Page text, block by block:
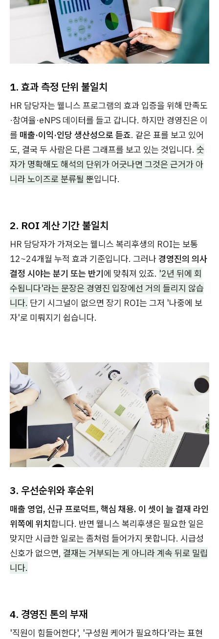
1. 효과 측정 단위 불일치
HR 담당자는 웰니스 프로그램의 효과 입증을 위해 만족도
·참여율·eNPS 데이터를 들고 갑니다. 하지만 경영진은 이
를 매출·이익·인당 생산성으로 듣죠. 같은 표를 보고 있어
도, 결국 두 사람은 다른 그래프를 보고 있는 것입니다. 숫
자가 명확해도 해석의 단위가 어긋나면 그것은 근거가 아
니라 노이즈로 분류될 뿐입니다.
2. ROI 계산 기간 불일치
HR 담당자가 가져오는 웰니스 복리후생의 ROI는 보통
12~24개월 누적 효과 기준입니다. 그러나경영진의 의사
결정 시야는 분기 또는 반기에 맞춰져 있죠. '2년 뒤에 회
수됩니다'라는 문장은 경영진 입장에선 거의 들리지 않습
니다. 단기 시그널이 없으면 장기 ROI는 그저 '나중에 보
자'로 미뤄지기 쉽습니다.
3. 우선순위와 후순위
매출 영업, 신규 프로덕트, 핵심 채용. 이 셋이 늘 결재 라인
위쪽에 위치합니다. 반면 웰니스 복리후생은 필요한 일은
맞지만 시급한 일로는 좀처럼 들어가지 못합니다. 시급성
신호가 없으면, 결재는 거부되는 게 아니라 계속 뒤로 밀립
니다.
4. 경영진 톤의 부재
'직원이 힘들어한다', '구성원 케어가 필요하다'라는 표현